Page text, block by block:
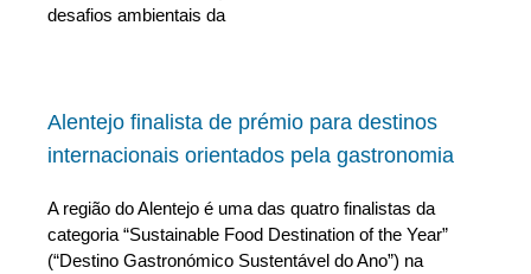
desafios ambientais da
Alentejo finalista de prémio para destinos
internacionais orientados pela gastronomia
A região do Alentejo é uma das quatro finalistas da
categoria “Sustainable Food Destination of the Year”
(“Destino Gastronómico Sustentável do Ano”) na